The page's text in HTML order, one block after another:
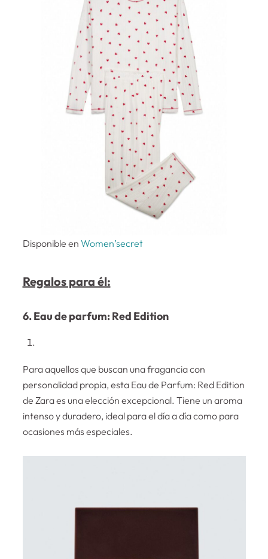
Disponible en Women’secret
Regalos para él:
6. Eau de parfum: Red Edition
Para aquellos que buscan una fragancia con
personalidad propia, esta Eau de Parfum: Red Edition
de Zara es una elección excepcional. Tiene un aroma
intenso y duradero, ideal para el día a día como para
ocasiones más especiales.